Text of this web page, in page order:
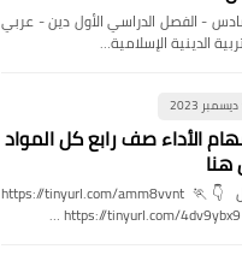
- الفصل الدراسي الأول دين - عربي
الدينية الإسلامية…
الأداء صف رابع كل المواد
هنا
حمل كل المهام بدون حل 👇🏃 https://tinyurl.com/amm8vvnt